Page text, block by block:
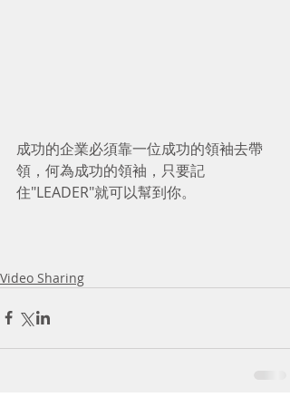
成功的企業必須靠一位成功的領袖去帶
領，何為成功的領袖，只要記
住"LEADER"就可以幫到你。
Video Sharing